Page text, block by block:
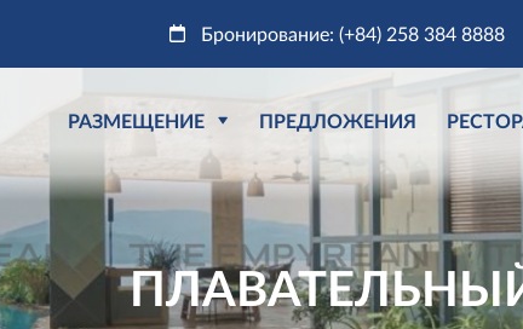
РАЗМЕЩЕНИЕ ПРЕДЛОЖЕНИЯ
Бронирование: (+84) 258 384 8888